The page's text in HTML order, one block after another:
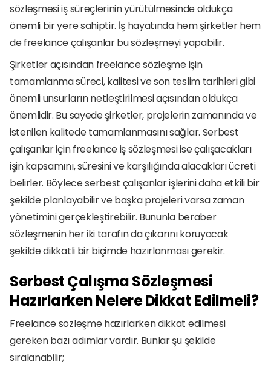
sözleşmesi iş süreçlerinin yürütülmesinde oldukça
önemli bir yere sahiptir. İş hayatında hem şirketler hem
de freelance çalışanlar bu sözleşmeyi yapabilir.
Şirketler açısından freelance sözleşme işin
tamamlanma süreci, kalitesi ve son teslim tarihleri gibi
önemli unsurların netleştirilmesi açısından oldukça
önemlidir. Bu sayede şirketler, projelerin zamanında ve
istenilen kalitede tamamlanmasını sağlar. Serbest
çalışanlar için freelance iş sözleşmesi ise çalışacakları
işin kapsamını, süresini ve karşılığında alacakları ücreti
belirler. Böylece serbest çalışanlar işlerini daha etkili bir
şekilde planlayabilir ve başka projeleri varsa zaman
yönetimini gerçekleştirebilir. Bununla beraber
sözleşmenin her iki tarafın da çıkarını koruyacak
şekilde dikkatli bir biçimde hazırlanması gerekir.
Serbest Çalışma Sözleşmesi
Hazırlarken Nelere Dikkat Edilmeli?
Freelance sözleşme hazırlarken dikkat edilmesi
gereken bazı adımlar vardır. Bunlar şu şekilde
sıralanabilir;